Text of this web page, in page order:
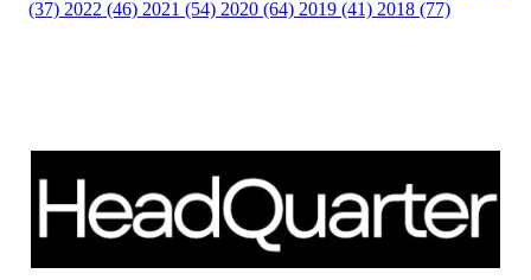
(37) 2022 (46) 2021 (54) 2020 (64) 2019 (41) 2018 (77)